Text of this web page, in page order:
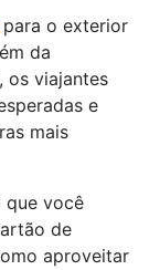
para o exterior
da
, os viajantes
e
mais
que você
de
aproveitar